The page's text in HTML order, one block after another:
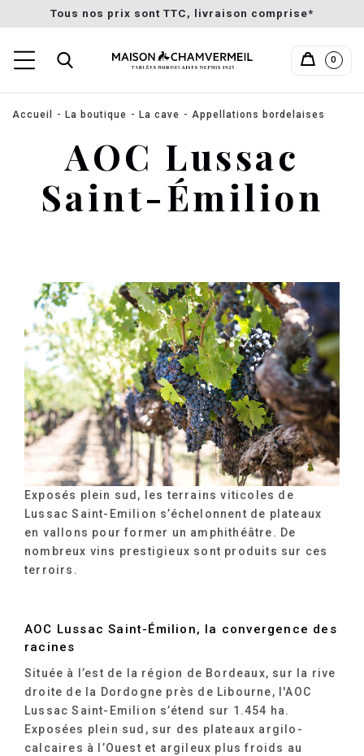
Tous nos prix sont TTC, livraison comprise*
0
Accueil La boutique La cave Appellations bordelaises
AOC Lussac
Saint-Émilion
Exposés plein sud, les terrains viticoles de
Lussac Saint-Emilion s’échelonnent de plateaux
en vallons pour former un amphithéâtre. De
nombreux vins prestigieux sont produits sur ces
terroirs.
AOC Lussac Saint-Émilion, la convergence des
racines
Située à l’est de la région de Bordeaux, sur la rive
droite de la Dordogne près de Libourne, l'AOC
Lussac Saint-Emilion s’étend sur 1.454 ha.
Exposées plein sud, sur des plateaux argilo-
calcaires à l’Ouest et argileux plus froids au